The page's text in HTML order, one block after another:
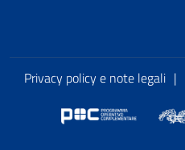
Privacy policy e note legali |